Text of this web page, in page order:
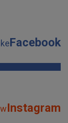
Facebook
Instagram